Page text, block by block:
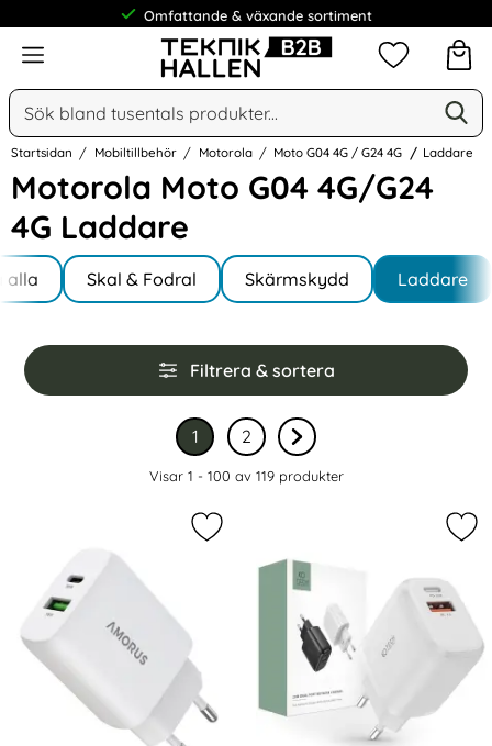
Omfattande & växande sortiment
Meny
Sök
Sök på Narse Group AB
Mina
Startsidan Mobiltillbehör Motorola Moto G04 4G / G24 4G Laddare
Motorola Moto G04 4G/G24
4G Laddare
Hoppa
till
produkter
Underkategorier
alla
G04 4G / G24 4G
Skal & Fodral Skärmskydd Laddare
Hoppa
över
filtersektionen
Filtrera & sortera
Filtrera & sortera
Nuvarande sida, sidan
1
av 2
Gå till sidan
2
av 2
Gå till nästa sida sidan
Visar 1 - 100 av 119 produkter
Markera amorus 30W GaN PD